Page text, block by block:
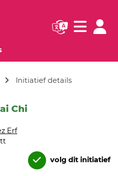
(huidige pagina)
Navigatie
Initiatief details
Chi
Erf
volg dit initiatief